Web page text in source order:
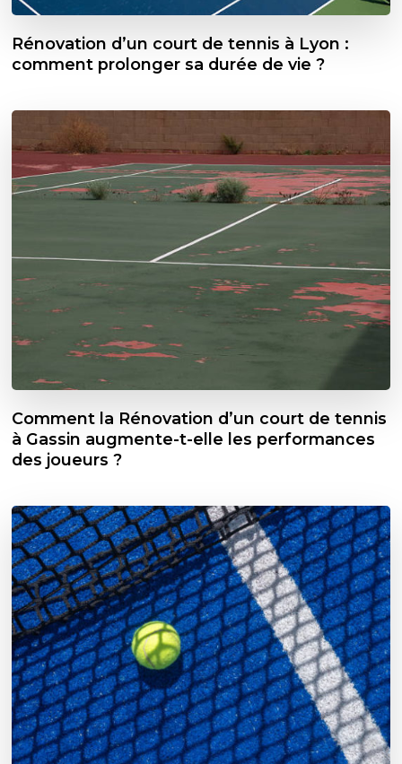
Rénovation d’un court de tennis à Lyon :
comment prolonger sa durée de vie ?
Comment la Rénovation d’un court de tennis
à Gassin augmente-t-elle les performances
des joueurs ?